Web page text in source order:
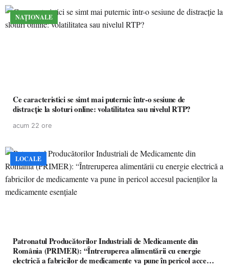
NAȚIONALE
Ce caracteristici se simt mai puternic într-o sesiune de
distracție la sloturi online: volatilitatea sau nivelul RTP?
acum 22 ore
LOCALE
Patronatul Producătorilor Industriali de Medicamente din
România (PRIMER): “Întreruperea alimentării cu energie
electrică a fabricilor de medicamente va pune în pericol accesul